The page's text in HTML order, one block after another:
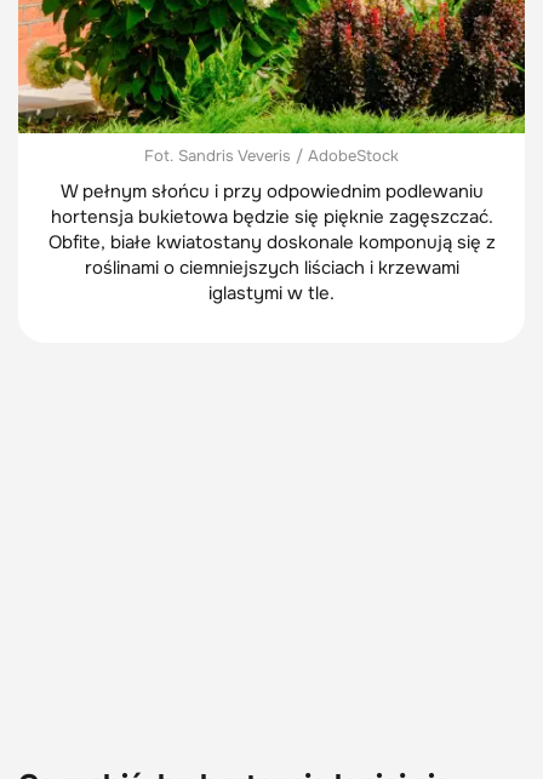
Fot. Sandris Veveris / AdobeStock
W pełnym słońcu i przy odpowiednim podlewaniu
hortensja bukietowa będzie się pięknie zagęszczać.
Obfite, białe kwiatostany doskonale komponują się z
roślinami o ciemniejszych liściach i krzewami
iglastymi w tle.